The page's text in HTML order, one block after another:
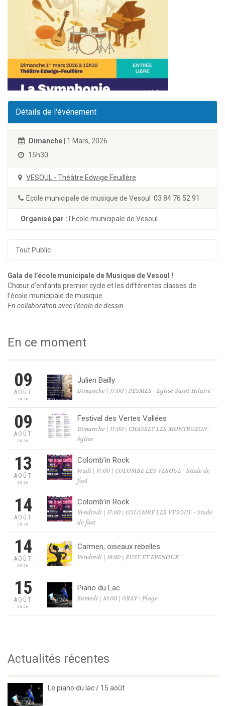
Détails de l'événement
Dimanche | 1 Mars, 2026
15h30
VESOUL - Théâtre Edwige Feuillère
Ecole municipale de musique de Vesoul 03 84 76 52 91
Organisé par : l'Ecole municipale de Vesoul
Tout Public
Gala de l’école municipale de Musique de Vesoul !
Chœur d’enfants premier cycle et les différentes classes de
l’école municipale de musique
En collaboration avec l’école de dessin
En ce moment
09
AOÛT
2026
Julien Bailly
Dimanche | 17:00 | PESMES - Eglise Saint-Hilaire
09
AOÛT
2026
Festival des Vertes Vallées
Dimanche | 17:00 | CHASSEY LES MONTBOZON -
église
13
AOÛT
2026
Colomb’in Rock
Jeudi | 17:00 | COLOMBE LES VESOUL - Stade de
foot
14
AOÛT
2026
Colomb’in Rock
Vendredi | 17:00 | COLOMBE LES VESOUL - Stade
de foot
14
AOÛT
2026
Carmen, oiseaux rebelles
Vendredi | 19:00 | PUSY ET EPENOUX
15
AOÛT
2026
Piano du Lac
Samedi | 10:00 | GRAY - Plage
Actualités récentes
Le piano du lac / 15 août